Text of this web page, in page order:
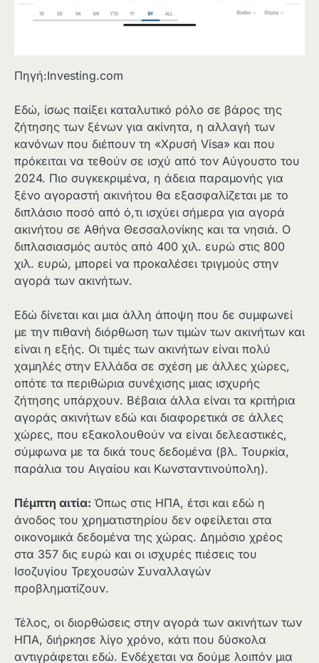
Πηγή:Investing.com
Εδώ, ίσως παίξει καταλυτικό ρόλο σε βάρος της
ζήτησης των ξένων για ακίνητα, η αλλαγή των
κανόνων που διέπουν τη «Χρυσή Visa» και που
πρόκειται να τεθούν σε ισχύ από τον Αύγουστο του
2024. Πιο συγκεκριμένα, η άδεια παραμονής για
ξένο αγοραστή ακινήτου θα εξασφαλίζεται με το
διπλάσιο ποσό από ό,τι ισχύει σήμερα για αγορά
ακινήτου σε Αθήνα Θεσσαλονίκης και τα νησιά. Ο
διπλασιασμός αυτός από 400 χιλ. ευρώ στις 800
χιλ. ευρώ, μπορεί να προκαλέσει τριγμούς στην
αγορά των ακινήτων.
Εδώ δίνεται και μια άλλη άποψη που δε συμφωνεί
με την πιθανή διόρθωση των τιμών των ακινήτων και
είναι η εξής. Οι τιμές των ακινήτων είναι πολύ
χαμηλές στην Ελλάδα σε σχέση με άλλες χώρες,
οπότε τα περιθώρια συνέχισης μιας ισχυρής
ζήτησης υπάρχουν. Βέβαια άλλα είναι τα κριτήρια
αγοράς ακινήτων εδώ και διαφορετικά σε άλλες
χώρες, που εξακολουθούν να είναι δελεαστικές,
σύμφωνα με τα δικά τους δεδομένα (βλ. Τουρκία,
παράλια του Αιγαίου και Κωνσταντινούπολη).
Πέμπτη αιτία: Όπως στις ΗΠΑ, έτσι και εδώ η
άνοδος του χρηματιστηρίου δεν οφείλεται στα
οικονομικά δεδομένα της χώρας. Δημόσιο χρέος
στα 357 δις ευρώ και οι ισχυρές πιέσεις του
Ισοζυγίου Τρεχουσών Συναλλαγών
προβληματίζουν.
Τέλος, οι διορθώσεις στην αγορά των ακινήτων των
ΗΠΑ, διήρκησε λίγο χρόνο, κάτι που δύσκολα
αντιγράφεται εδώ. Ενδέχεται να δούμε λοιπόν μια